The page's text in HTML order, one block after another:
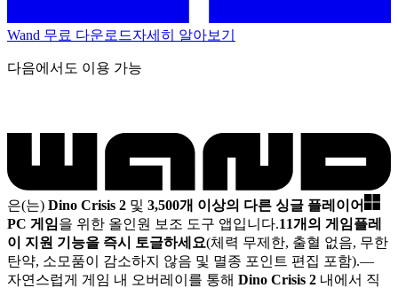
Wand 무료 다운로드자세히 알아보기
다음에서도 이용 가능
은(는) Dino Crisis 2 및 3,500개 이상의 다른 싱글 플레이어
PC 게임을 위한 올인원 보조 도구 앱입니다.11개의 게임플레
이 지원 기능을 즉시 토글하세요(체력 무제한, 출혈 없음, 무한
탄약, 소모품이 감소하지 않음 및 멸종 포인트 편집 포함).—
자연스럽게 게임 내 오버레이를 통해 Dino Crisis 2 내에서 직